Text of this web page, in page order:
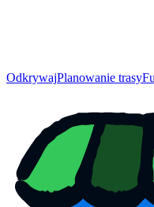
OdkrywajPlanowanie trasy